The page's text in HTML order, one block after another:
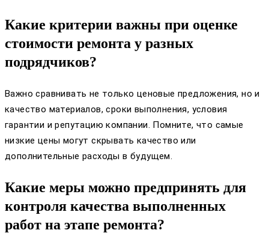
Какие критерии важны при оценке
стоимости ремонта у разных
подрядчиков?
Важно сравнивать не только ценовые предложения, но и
качество материалов, сроки выполнения, условия
гарантии и репутацию компании. Помните, что самые
низкие цены могут скрывать качество или
дополнительные расходы в будущем.
Какие меры можно предпринять для
контроля качества выполненных
работ на этапе ремонта?